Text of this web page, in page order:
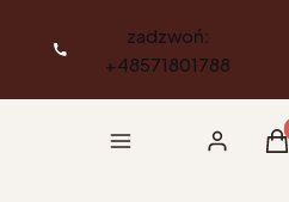
zadzwoń:
+48571801788
Menu Zaloguj się